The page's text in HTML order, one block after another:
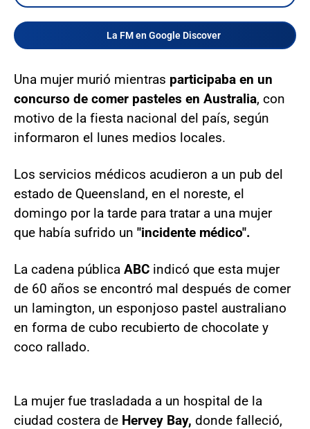
La FM en Google Discover
Una mujer murió mientras participaba en un
concurso de comer pasteles en Australia, con
motivo de la fiesta nacional del país, según
informaron el lunes medios locales.
Los servicios médicos acudieron a un pub del
estado de Queensland, en el noreste, el
domingo por la tarde para tratar a una mujer
que había sufrido un "incidente médico".
La cadena pública ABC indicó que esta mujer
de 60 años se encontró mal después de comer
un lamington, un esponjoso pastel australiano
en forma de cubo recubierto de chocolate y
coco rallado.
La mujer fue trasladada a un hospital de la
ciudad costera de Hervey Bay, donde falleció,